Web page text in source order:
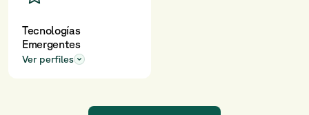
Tecnologías
Emergentes
Ver perfiles